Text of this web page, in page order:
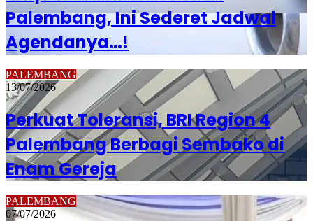
Palembang, Ini Sederet Jadwal
Agendanya…!
PALEMBANG
13/07/2026
Perkuat Toleransi, BRI Region 4
Palembang Berbagi Sembako di
Enam Gereja
PALEMBANG
07/07/2026